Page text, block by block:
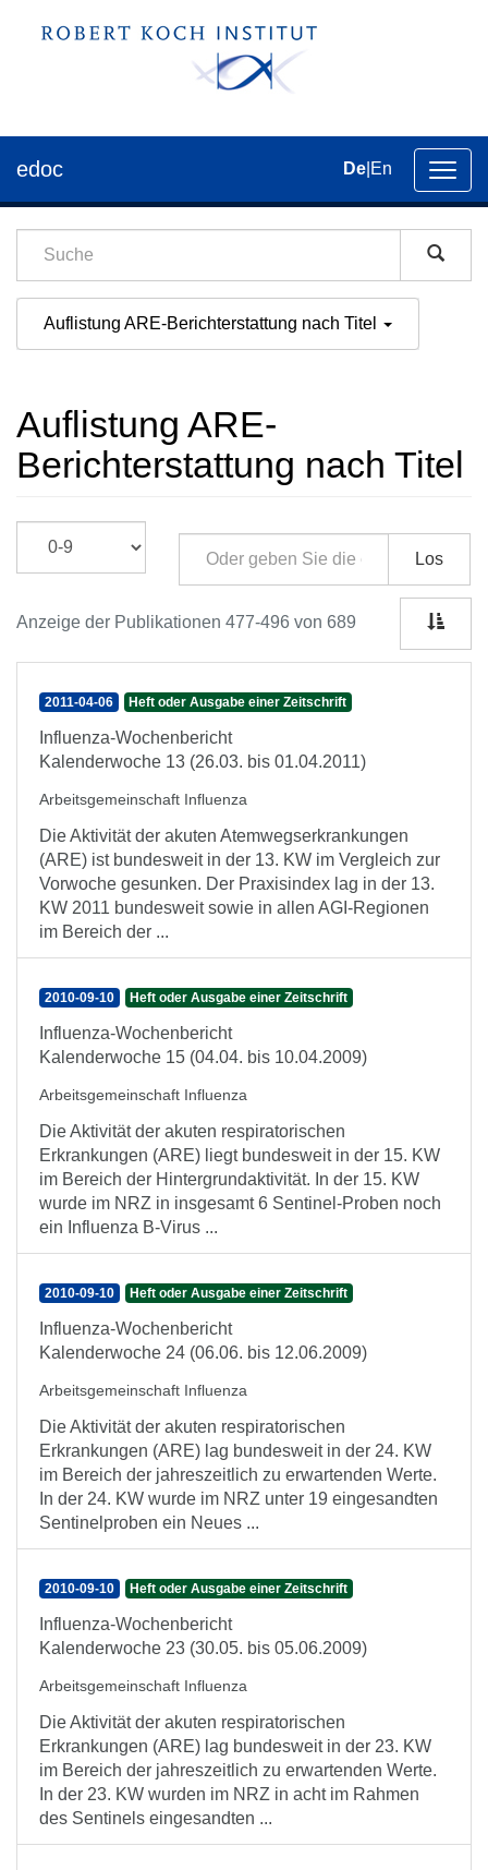
der
edoc De En
Auflistung ARE-Berichterstattung nach Titel
Auflistung ARE-
Berichterstattung nach Titel
Los
Anzeige der Publikationen 477-496 von 689
2011-04-06 Heft oder Ausgabe einer Zeitschrift
Influenza-Wochenbericht
Kalenderwoche 13 (26.03. bis 01.04.2011)
Arbeitsgemeinschaft Influenza
Die Aktivität der akuten Atemwegserkrankungen
(ARE) ist bundesweit in der 13. KW im Vergleich zur
Vorwoche gesunken. Der Praxisindex lag in der 13.
KW 2011 bundesweit sowie in allen AGI-Regionen
im Bereich der ...
2010-09-10 Heft oder Ausgabe einer Zeitschrift
Influenza-Wochenbericht
Kalenderwoche 15 (04.04. bis 10.04.2009)
Arbeitsgemeinschaft Influenza
Die Aktivität der akuten respiratorischen
Erkrankungen (ARE) liegt bundesweit in der 15. KW
im Bereich der Hintergrundaktivität. In der 15. KW
wurde im NRZ in insgesamt 6 Sentinel-Proben noch
ein Influenza B-Virus ...
2010-09-10 Heft oder Ausgabe einer Zeitschrift
Influenza-Wochenbericht
Kalenderwoche 24 (06.06. bis 12.06.2009)
Arbeitsgemeinschaft Influenza
Die Aktivität der akuten respiratorischen
Erkrankungen (ARE) lag bundesweit in der 24. KW
im Bereich der jahreszeitlich zu erwartenden Werte.
In der 24. KW wurde im NRZ unter 19 eingesandten
Sentinelproben ein Neues ...
2010-09-10 Heft oder Ausgabe einer Zeitschrift
Influenza-Wochenbericht
Kalenderwoche 23 (30.05. bis 05.06.2009)
Arbeitsgemeinschaft Influenza
Die Aktivität der akuten respiratorischen
Erkrankungen (ARE) lag bundesweit in der 23. KW
im Bereich der jahreszeitlich zu erwartenden Werte.
In der 23. KW wurden im NRZ in acht im Rahmen
des Sentinels eingesandten ...